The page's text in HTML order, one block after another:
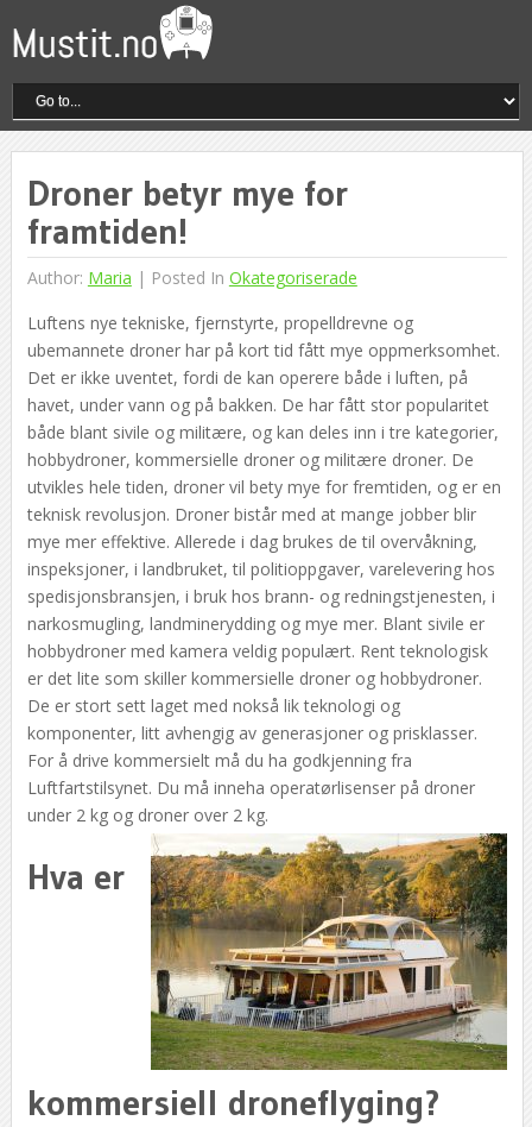
Droner betyr mye for
framtiden!
Author: Maria | Posted In Okategoriserade
Luftens nye tekniske, fjernstyrte, propelldrevne og
ubemannete droner har på kort tid fått mye oppmerksomhet.
Det er ikke uventet, fordi de kan operere både i luften, på
havet, under vann og på bakken. De har fått stor popularitet
både blant sivile og militære, og kan deles inn i tre kategorier,
hobbydroner, kommersielle droner og militære droner. De
utvikles hele tiden, droner vil bety mye for fremtiden, og er en
teknisk revolusjon. Droner bistår med at mange jobber blir
mye mer effektive. Allerede i dag brukes de til overvåkning,
inspeksjoner, i landbruket, til politioppgaver, varelevering hos
spedisjonsbransjen, i bruk hos brann- og redningstjenesten, i
narkosmugling, landminerydding og mye mer. Blant sivile er
hobbydroner med kamera veldig populært. Rent teknologisk
er det lite som skiller kommersielle droner og hobbydroner.
De er stort sett laget med nokså lik teknologi og
komponenter, litt avhengig av generasjoner og prisklasser.
For å drive kommersielt må du ha godkjenning fra
Luftfartstilsynet. Du må inneha operatørlisenser på droner
under 2 kg og droner over 2 kg.
Hva er
kommersiell droneflyging?